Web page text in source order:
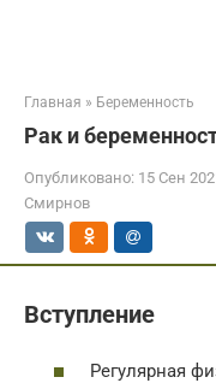
Главная » Беременность
Рак и
Опубликовано: 15 Сен
Смирнов
Вступление
Регулярная